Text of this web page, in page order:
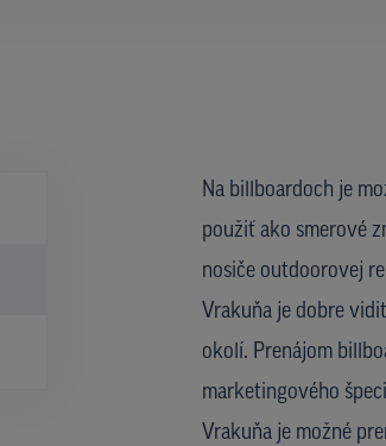
Na billboardoch je
použiť ako smerové
nosiče outdoorovej
Vrakuňa je dobre
okolí. Prenájom
marketingového
Vrakuňa je možné